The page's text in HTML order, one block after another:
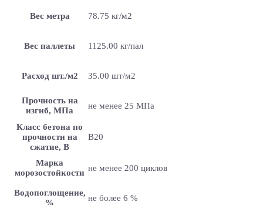
Вес метра 78.75 кг/м2
Вес паллеты 1125.00 кг/пал
Расход шт./м2 35.00 шт/м2
Прочность на
изгиб, МПа
не менее 25 МПа
Класс бетона по
прочности на
сжатие, В
B20
Марка
морозостойкости не менее 200 циклов
Водопоглощение,
%
не более 6 %